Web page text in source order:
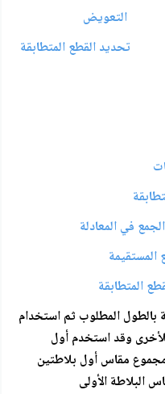
التعويض
تحديد القطع المتطابقة
المطلوب ثم استخدام
وقد استخدم أول
مجموع مقاس أول بلاطتين
البلاطة الأولى